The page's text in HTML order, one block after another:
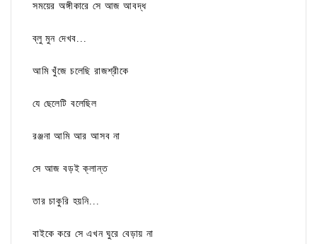
সময়ের অঙ্গীকারে সে আজ আবদ্ধ
ব্লু মুন দেখব...
আমি খুঁজে চলেছি রাজশ্রীকে
যে ছেলেটি বলেছিল
রঞ্জনা আমি আর আসব না
সে আজ বড়ই ক্লান্ত
তার চাকুরি হয়নি...
বাইকে করে সে এখন ঘুরে বেড়ায় না